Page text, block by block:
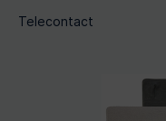
Telecontact